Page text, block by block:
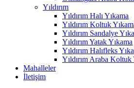
Hacklink panel
Hacklink panel
Yıldırım
Yıldırım Halı Yıkama
Yıldırım Koltuk
Yıldırım Sandalye
Yıldırım Yatak Yıkama
Yıldırım Halıfleks
Yıldırım Araba Koltuk
Mahalleler
İletişim